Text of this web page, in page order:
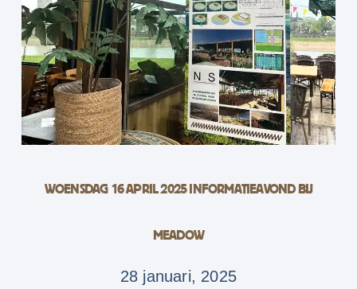
WOENSDAG 16 APRIL 2025 INFORMATIEAVOND BIJ
MEADOW
28 januari, 2025